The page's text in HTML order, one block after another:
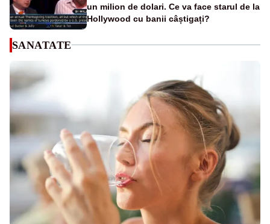
un milion de dolari. Ce va face starul de la
Hollywood cu banii câștigați?
SANATATE